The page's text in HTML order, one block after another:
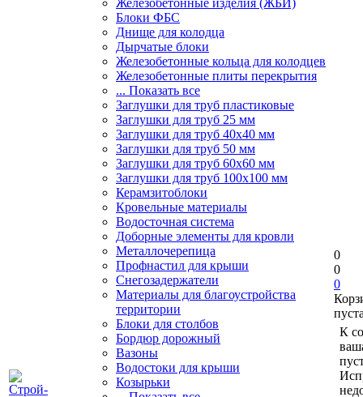
Железобетонные изделия (ЖБИ)
Блоки ФБС
Днище для колодца
Дырчатые блоки
Железобетонные кольца для колодцев
Железобетонные плиты перекрытия
... Показать все
Заглушки для труб пластиковые
Заглушки для труб 25 мм
Заглушки для труб 40х40 мм
Заглушки для труб 50 мм
Заглушки для труб 60х60 мм
Заглушки для труб 100х100 мм
Керамзитоблоки
Кровельные материалы
Водосточная система
Доборные элементы для кровли
Металлочерепица
Профнастил для крыши
Снегозадержатели
Материалы для благоустройства
территории
Блоки для столбов
Бордюр дорожный
Вазоны
Водостоки для крыши
Козырьки
0
0
0
К